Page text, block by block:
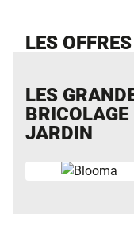
LES
LES
BRICOLAGE
JARDIN